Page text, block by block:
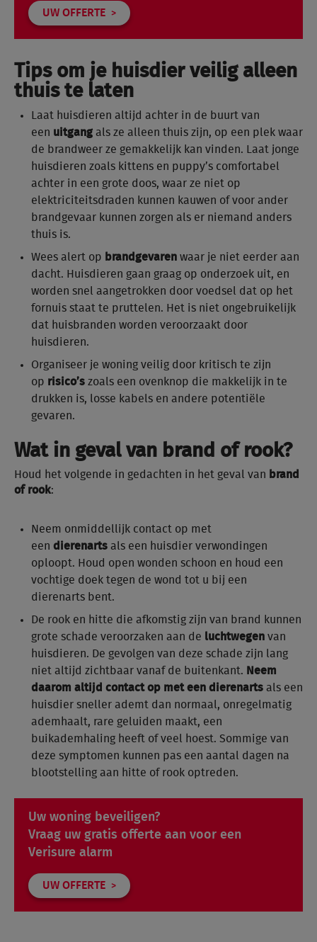
UW OFFERTE
Tips om je huisdier veilig alleen
thuis te laten
Laat huisdieren altijd achter in de buurt van
een uitgang als ze alleen thuis zijn, op een plek waar
de brandweer ze gemakkelijk kan vinden. Laat jonge
huisdieren zoals kittens en puppy’s comfortabel
achter in een grote doos, waar ze niet op
elektriciteitsdraden kunnen kauwen of voor ander
brandgevaar kunnen zorgen als er niemand anders
thuis is.
Wees alert op brandgevaren waar je niet eerder aan
dacht. Huisdieren gaan graag op onderzoek uit, en
worden snel aangetrokken door voedsel dat op het
fornuis staat te pruttelen. Het is niet ongebruikelijk
dat huisbranden worden veroorzaakt door
huisdieren.
Organiseer je woning veilig door kritisch te zijn
op risico’s zoals een ovenknop die makkelijk in te
drukken is, losse kabels en andere potentiële
gevaren.
Wat in geval van brand of rook?
Houd het volgende in gedachten in het geval van brand
of rook:
Neem onmiddellijk contact op met
een dierenarts als een huisdier verwondingen
oploopt. Houd open wonden schoon en houd een
vochtige doek tegen de wond tot u bij een
dierenarts bent.
De rook en hitte die afkomstig zijn van brand kunnen
grote schade veroorzaken aan de luchtwegen van
huisdieren. De gevolgen van deze schade zijn lang
niet altijd zichtbaar vanaf de buitenkant. Neem
daarom altijd contact op met een dierenarts als een
huisdier sneller ademt dan normaal, onregelmatig
ademhaalt, rare geluiden maakt, een
buikademhaling heeft of veel hoest. Sommige van
deze symptomen kunnen pas een aantal dagen na
blootstelling aan hitte of rook optreden.
UW OFFERTE
Uw woning beveiligen?
Vraag uw gratis offerte aan voor een
Verisure alarm